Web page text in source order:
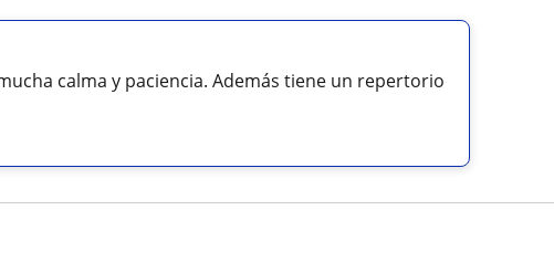
calma y paciencia. Además tiene un repertorio